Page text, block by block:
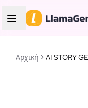
Αρχική AI STORY